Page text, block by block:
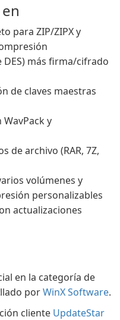
para ZIP/ZIPX y
DES) más firma/cifrado
de claves maestras
WavPack y
de archivo (RAR, 7Z,
volúmenes y
personalizables
actualizaciones
en la categoría de
porWinX Software.
cliente UpdateStar